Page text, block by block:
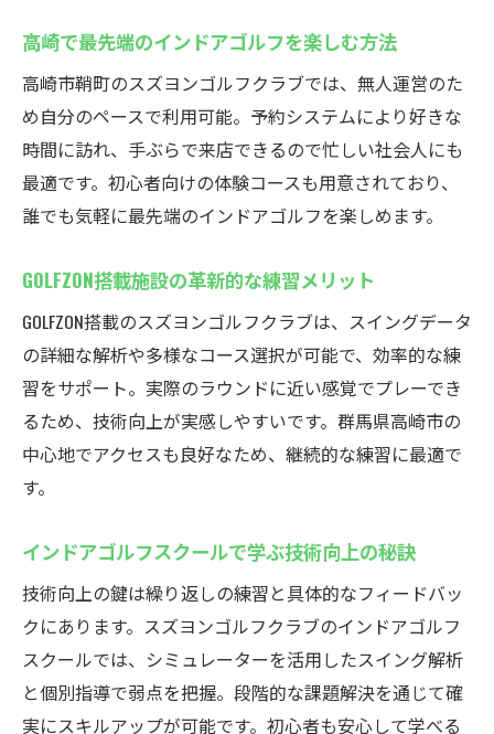
高崎で最先端のインドアゴルフを楽しむ方法
高崎市鞘町のスズヨンゴルフクラブでは、無人運営のた
め自分のペースで利用可能。予約システムにより好きな
時間に訪れ、手ぶらで来店できるので忙しい社会人にも
最適です。初心者向けの体験コースも用意されており、
誰でも気軽に最先端のインドアゴルフを楽しめます。
GOLFZON搭載施設の革新的な練習メリット
GOLFZON搭載のスズヨンゴルフクラブは、スイングデータ
の詳細な解析や多様なコース選択が可能で、効率的な練
習をサポート。実際のラウンドに近い感覚でプレーでき
るため、技術向上が実感しやすいです。群馬県高崎市の
中心地でアクセスも良好なため、継続的な練習に最適で
す。
インドアゴルフスクールで学ぶ技術向上の秘訣
技術向上の鍵は繰り返しの練習と具体的なフィードバッ
クにあります。スズヨンゴルフクラブのインドアゴルフ
スクールでは、シミュレーターを活用したスイング解析
と個別指導で弱点を把握。段階的な課題解決を通じて確
実にスキルアップが可能です。初心者も安心して学べる